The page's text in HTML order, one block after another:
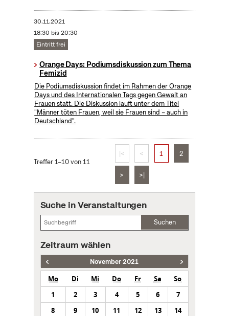
30.11.2021
18:30 bis 20:30
Eintritt frei
Orange Days: Podiumsdiskussion zum Thema
Femizid
Die Podiumsdiskussion findet im Rahmen der Orange
Days und des Internationalen Tags gegen Gewalt an
Frauen statt. Die Diskussion läuft unter dem Titel
"Männer töten Frauen, weil sie Frauen sind – auch in
Deutschland".
Treffer 1–10 von 11
|< < 1 2
> >|
Suche in Veranstaltungen
Suchen
Zeitraum wählen
November 2021
Mo Di Mi Do Fr Sa
So
1
2 3 4 5 6
7
8
9 10 11 12 13
14